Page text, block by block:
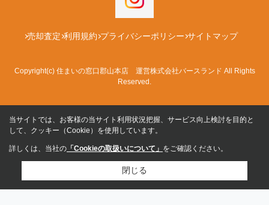
売却査定 利用規約 プライバシーポリシー サイトマップ
Copyright(c) 住まいの窓口郡山本店 運営株式会社バースランド All Rights
Reserved.
当サイトでは、お客様の当サイト利用状況把握、サービス向上検討を目的と
して、クッキー（Cookie）を使用しています。
詳しくは、当社の 「Cookieの取扱いについて」 をご確認ください。
閉じる